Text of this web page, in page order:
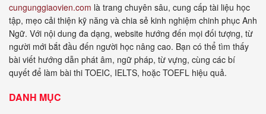
cungunggiaovien.com là trang chuyên sâu, cung cấp tài liệu học
tập, mẹo cải thiện kỹ năng và chia sẻ kinh nghiệm chinh phục Anh
Ngữ. Với nội dung đa dạng, website hướng đến mọi đối tượng, từ
người mới bắt đầu đến người học nâng cao. Bạn có thể tìm thấy
bài viết hướng dẫn phát âm, ngữ pháp, từ vựng, cùng các bí
quyết để làm bài thi TOEIC, IELTS, hoặc TOEFL hiệu quả.
DANH MỤC